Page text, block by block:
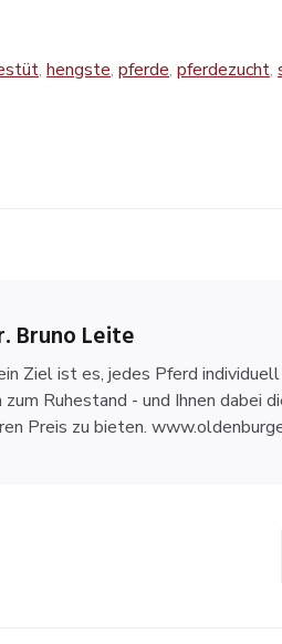
, hengste, pferde, pferdezucht,
Bruno Leite
Ziel ist es, jedes Pferd
zum Ruhestand - und Ihnen dabei
Preis zu bieten.